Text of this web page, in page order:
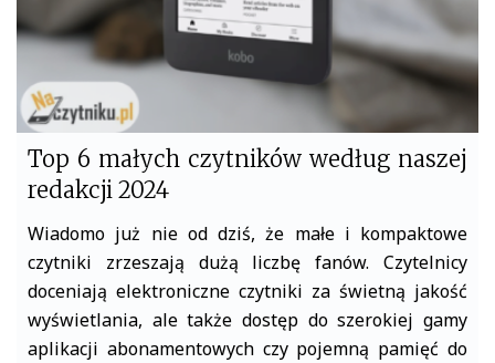
Top 6 małych czytników według naszej
redakcji 2024
Wiadomo już nie od dziś, że małe i kompaktowe
czytniki zrzeszają dużą liczbę fanów. Czytelnicy
doceniają elektroniczne czytniki za świetną jakość
wyświetlania, ale także dostęp do szerokiej gamy
aplikacji abonamentowych czy pojemną pamięć do